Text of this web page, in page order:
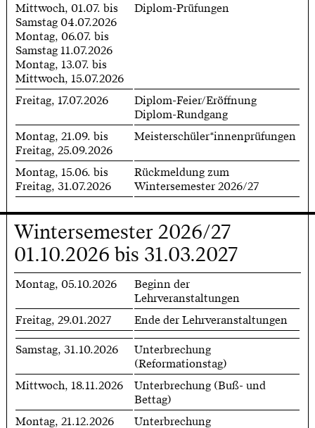
Mittwoch, 01.07. bis
Samstag 04.07.2026
Montag, 06.07. bis
Samstag 11.07.2026
Montag, 13.07. bis
Mittwoch, 15.07.2026
Diplom-Prüfungen
Freitag, 17.07.2026
Diplom-Feier/Eröffnung
Diplom-Rundgang
Montag, 21.09. bis
Freitag, 25.09.2026
Meisterschüler*innenprüfungen
Montag, 15.06. bis
Freitag, 31.07.2026
Rückmeldung zum
Wintersemester 2026/27
Wintersemester 2026/27
01.10.2026 bis 31.03.2027
Montag, 05.10.2026
Beginn der
Lehrveranstaltungen
Freitag, 29.01.2027
Ende der Lehrveranstaltungen
Samstag, 31.10.2026
Unterbrechung
(Reformationstag)
Mittwoch, 18.11.2026
Unterbrechung (Buß- und
Bettag)
Montag, 21.12.2026
Unterbrechung